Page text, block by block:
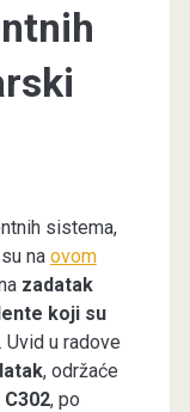
sistema,
na ovom
zadatak
koji su
Uvid u radove
, održaće
C302, po